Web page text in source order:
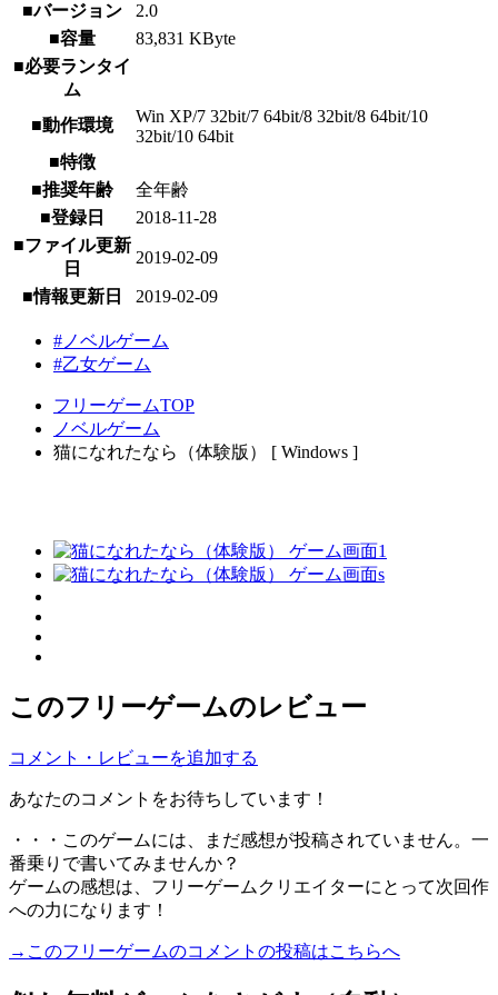
■バージョン
2.0
■容量
83,831 KByte
■必要ランタイ
ム
■動作環境
Win XP/7 32bit/7 64bit/8 32bit/8 64bit/10
32bit/10 64bit
■特徴
■推奨年齢
全年齢
■登録日
2018-11-28
■ファイル更新
日
2019-02-09
■情報更新日 2019-02-09
#ノベルゲーム
#乙女ゲーム
フリーゲームTOP
ノベルゲーム
猫になれたなら（体験版） [ Windows ]
このフリーゲームのレビュー
コメント・レビューを追加する
あなたのコメントをお待ちしています！
・・・このゲームには、まだ感想が投稿されていません。一
番乗りで書いてみませんか？
ゲームの感想は、フリーゲームクリエイターにとって次回作
への力になります！
→このフリーゲームのコメントの投稿はこちらへ